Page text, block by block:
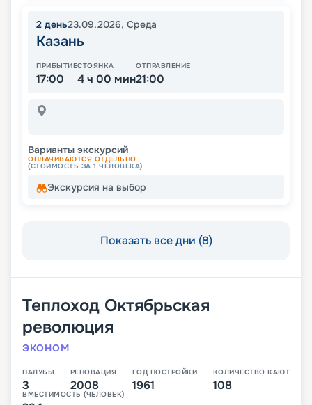
2 день23.09.2026, Среда
Казань
ПРИБЫТИЕ
17:00
СТОЯНКА
4 ч 00 мин
ОТПРАВЛЕНИЕ
21:00
Варианты экскурсий
ОПЛАЧИВАЮТСЯ ОТДЕЛЬНО
(СТОИМОСТЬ ЗА 1 ЧЕЛОВЕКА)
Экскурсия на выбор
Показать все дни (8)
Теплоход Октябрьская
революция
ЭКОНОМ
ПАЛУБЫ
3
РЕНОВАЦИЯ
2008
ГОД ПОСТРОЙКИ
1961
КОЛИЧЕСТВО КАЮТ
108
ВМЕСТИМОСТЬ (ЧЕЛОВЕК)